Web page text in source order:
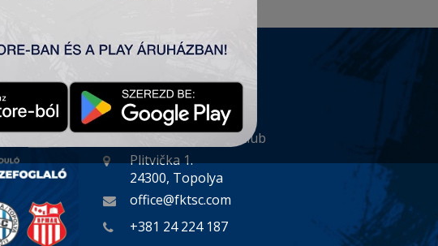
KAPCSOLAT
„TSC” Labdarúgó Klub
Plitvička 1.
24300, Topolya
office@fktsc.com
+381 24 224 187